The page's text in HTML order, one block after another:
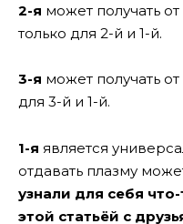
2-я может получать
только для 2-й и 1-й.
3-я может получать
для 3-й и 1-й.
1-я является
отдавать плазму
узнали для себя
этой статьёй с